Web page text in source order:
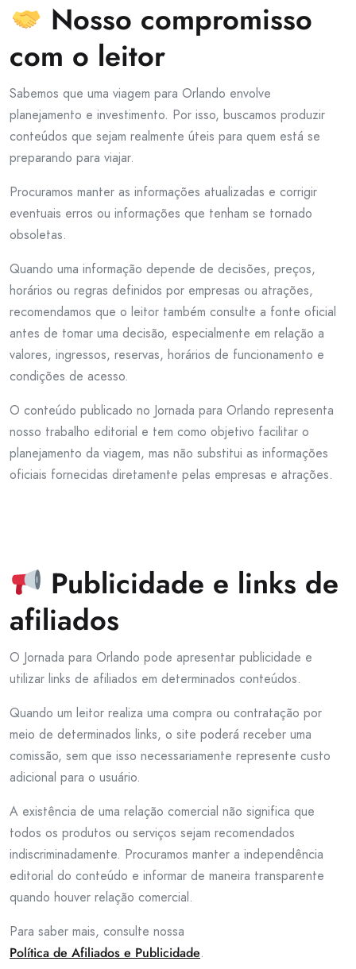
Nosso compromisso
com o leitor
Sabemos que uma viagem para Orlando envolve
planejamento e investimento. Por isso, buscamos produzir
conteúdos que sejam realmente úteis para quem está se
preparando para viajar.
Procuramos manter as informações atualizadas e corrigir
eventuais erros ou informações que tenham se tornado
obsoletas.
Quando uma informação depende de decisões, preços,
horários ou regras definidos por empresas ou atrações,
recomendamos que o leitor também consulte a fonte oficial
antes de tomar uma decisão, especialmente em relação a
valores, ingressos, reservas, horários de funcionamento e
condições de acesso.
O conteúdo publicado no Jornada para Orlando representa
nosso trabalho editorial e tem como objetivo facilitar o
planejamento da viagem, mas não substitui as informações
oficiais fornecidas diretamente pelas empresas e atrações.
Publicidade e links de
afiliados
O Jornada para Orlando pode apresentar publicidade e
utilizar links de afiliados em determinados conteúdos.
Quando um leitor realiza uma compra ou contratação por
meio de determinados links, o site poderá receber uma
comissão, sem que isso necessariamente represente custo
adicional para o usuário.
A existência de uma relação comercial não significa que
todos os produtos ou serviços sejam recomendados
indiscriminadamente. Procuramos manter a independência
editorial do conteúdo e informar de maneira transparente
quando houver relação comercial.
Para saber mais, consulte nossa
Política de Afiliados e Publicidade.